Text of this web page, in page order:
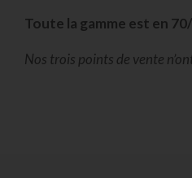
Toute la gamme est en
Nos trois points de vente